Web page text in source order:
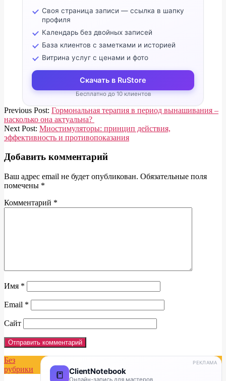
Своя страница записи — ссылка в шапку
профиля
Календарь без двойных записей
База клиентов с заметками и историей
Витрина услуг с ценами и фото
Скачать в RuStore
Бесплатно до 10 клиентов
2018-
08-
21
Previous Post: Гормональная терапия в период вынашивания –
насколько она актуальна?
Next Post: Миостимуляторы: принцип действия,
эффективность и противопоказания
Добавить комментарий
Ваш адрес email не будет опубликован. Обязательные поля
помечены *
Комментарий *
Имя *
Email *
Сайт
📒 ClientNotebook
Онлайн-запись для мастеров
РЕКЛАМА
Без
рубрики